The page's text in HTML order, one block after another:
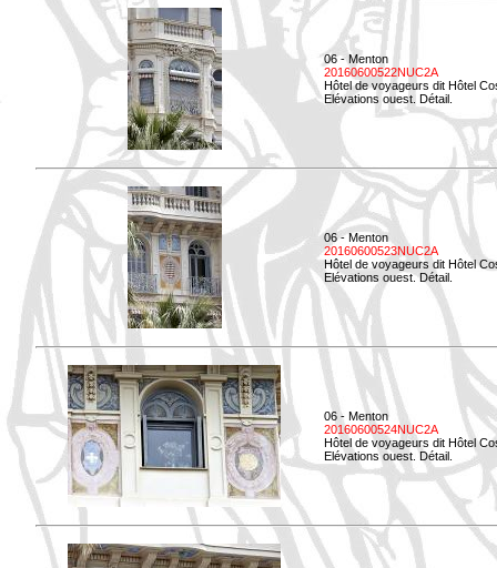
06 - Menton
20160600522NUC2A
Hôtel de voyageurs dit Hôtel
Elévations ouest. Détail.
06 - Menton
20160600523NUC2A
Hôtel de voyageurs dit Hôtel
Elévations ouest. Détail.
06 - Menton
20160600524NUC2A
Hôtel de voyageurs dit Hôtel
Elévations ouest. Détail.